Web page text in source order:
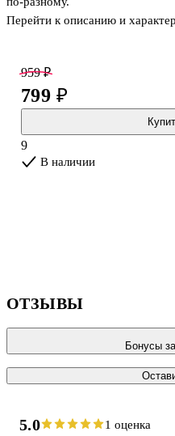
чернокнижник, шарлатан и
(за давностью лет
неизвестными). Остались
якобы убитого демоном
Вольфганга Гёте
Перейти к описанию и
959 ₽
799 ₽
9
В наличии
ОТЗЫВЫ
Бонусы
5.0 1 оценка